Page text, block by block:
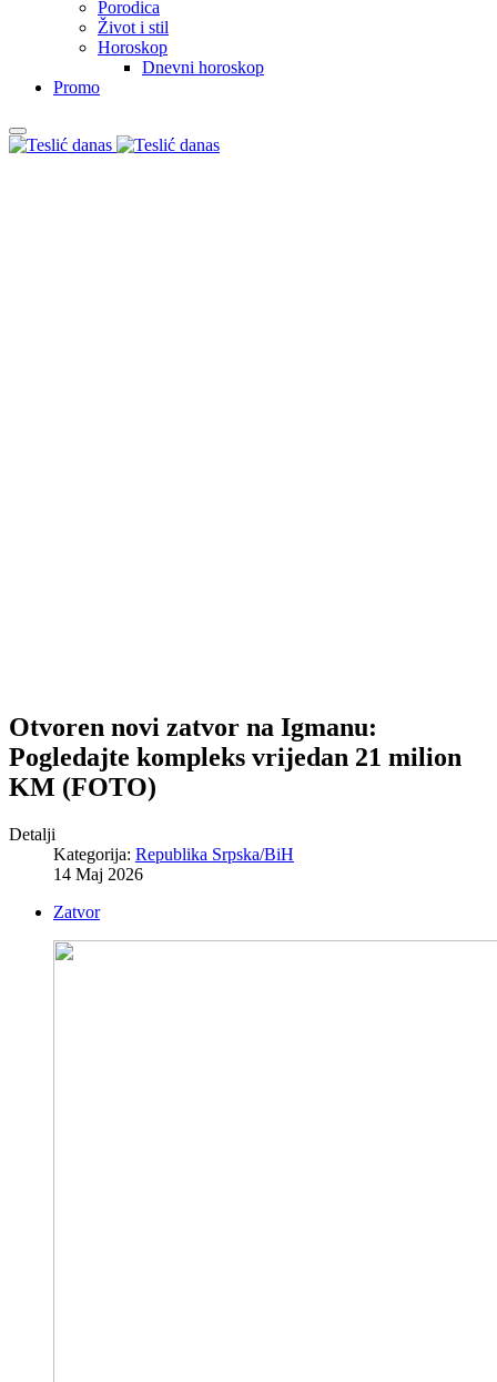
Porodica
Život i stil
Horoskop
Dnevni horoskop
Promo
Otvoren novi zatvor na Igmanu:
Pogledajte kompleks vrijedan 21 milion
KM (FOTO)
Detalji
Kategorija: Republika Srpska/BiH
14 Maj 2026
Zatvor